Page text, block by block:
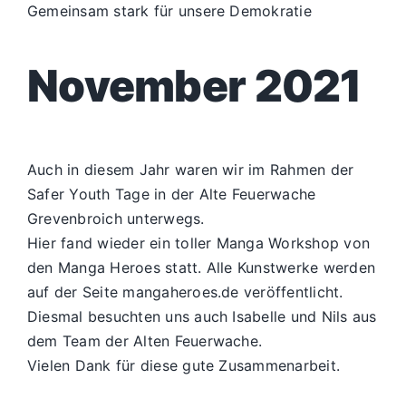
Gemeinsam stark für unsere Demokratie
November 2021
Auch in diesem Jahr waren wir im Rahmen der
Safer Youth Tage in der Alte Feuerwache
Grevenbroich unterwegs.
Hier fand wieder ein toller Manga Workshop von
den Manga Heroes statt. Alle Kunstwerke werden
auf der Seite mangaheroes.de veröffentlicht.
Diesmal besuchten uns auch Isabelle und Nils aus
dem Team der Alten Feuerwache.
Vielen Dank für diese gute Zusammenarbeit.